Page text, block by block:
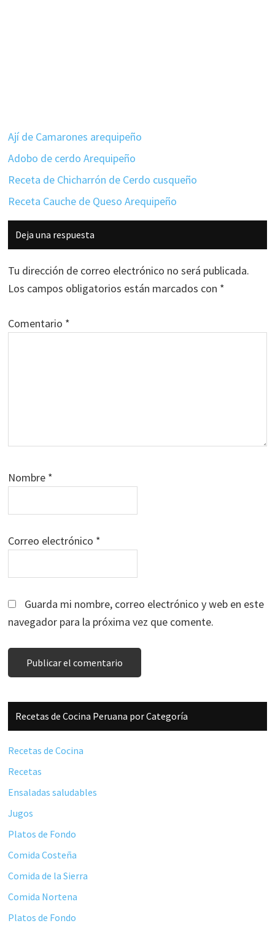
Ají de Camarones arequipeño
Adobo de cerdo Arequipeño
Receta de Chicharrón de Cerdo cusqueño
Receta Cauche de Queso Arequipeño
Interacciones
con
los
lectores
Deja una respuesta
Tu dirección de correo electrónico no será publicada.
Los campos obligatorios están marcados con *
Comentario *
Nombre *
Correo electrónico *
Guarda mi nombre, correo electrónico y web en este
navegador para la próxima vez que comente.
Barra
lateral
principal
Recetas de Cocina Peruana por Categoría
Recetas de Cocina
Recetas
Ensaladas saludables
Jugos
Platos de Fondo
Comida Costeña
Comida de la Sierra
Comida Nortena
Platos de Fondo